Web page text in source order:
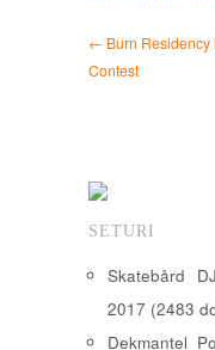
← Burn Residency
Contest
SETURI
Skatebård
2017 (2483
Dekmantel